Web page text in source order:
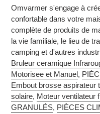
Omvarmer s'engage à
confortable dans votre
complète de produits de
la vie familiale, le lieu de
camping et d'autres
Bruleur ceramique
Motorisee et Manuel,
Embout brosse aspirateur
solaire, Moteur ventilateur
GRANULÉS, PIÈCES